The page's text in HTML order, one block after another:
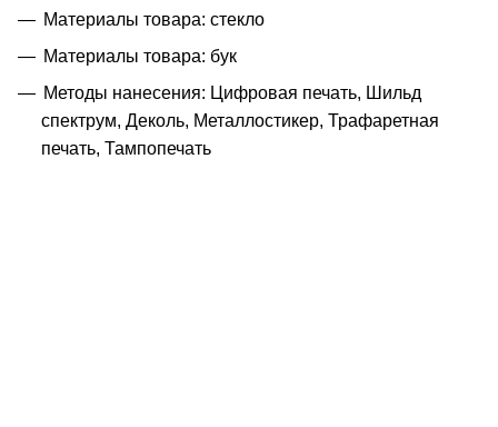
Материалы товара: стекло
Материалы товара: бук
Методы нанесения: Цифровая печать, Шильд
спектрум, Деколь, Металлостикер, Трафаретная
печать, Тампопечать